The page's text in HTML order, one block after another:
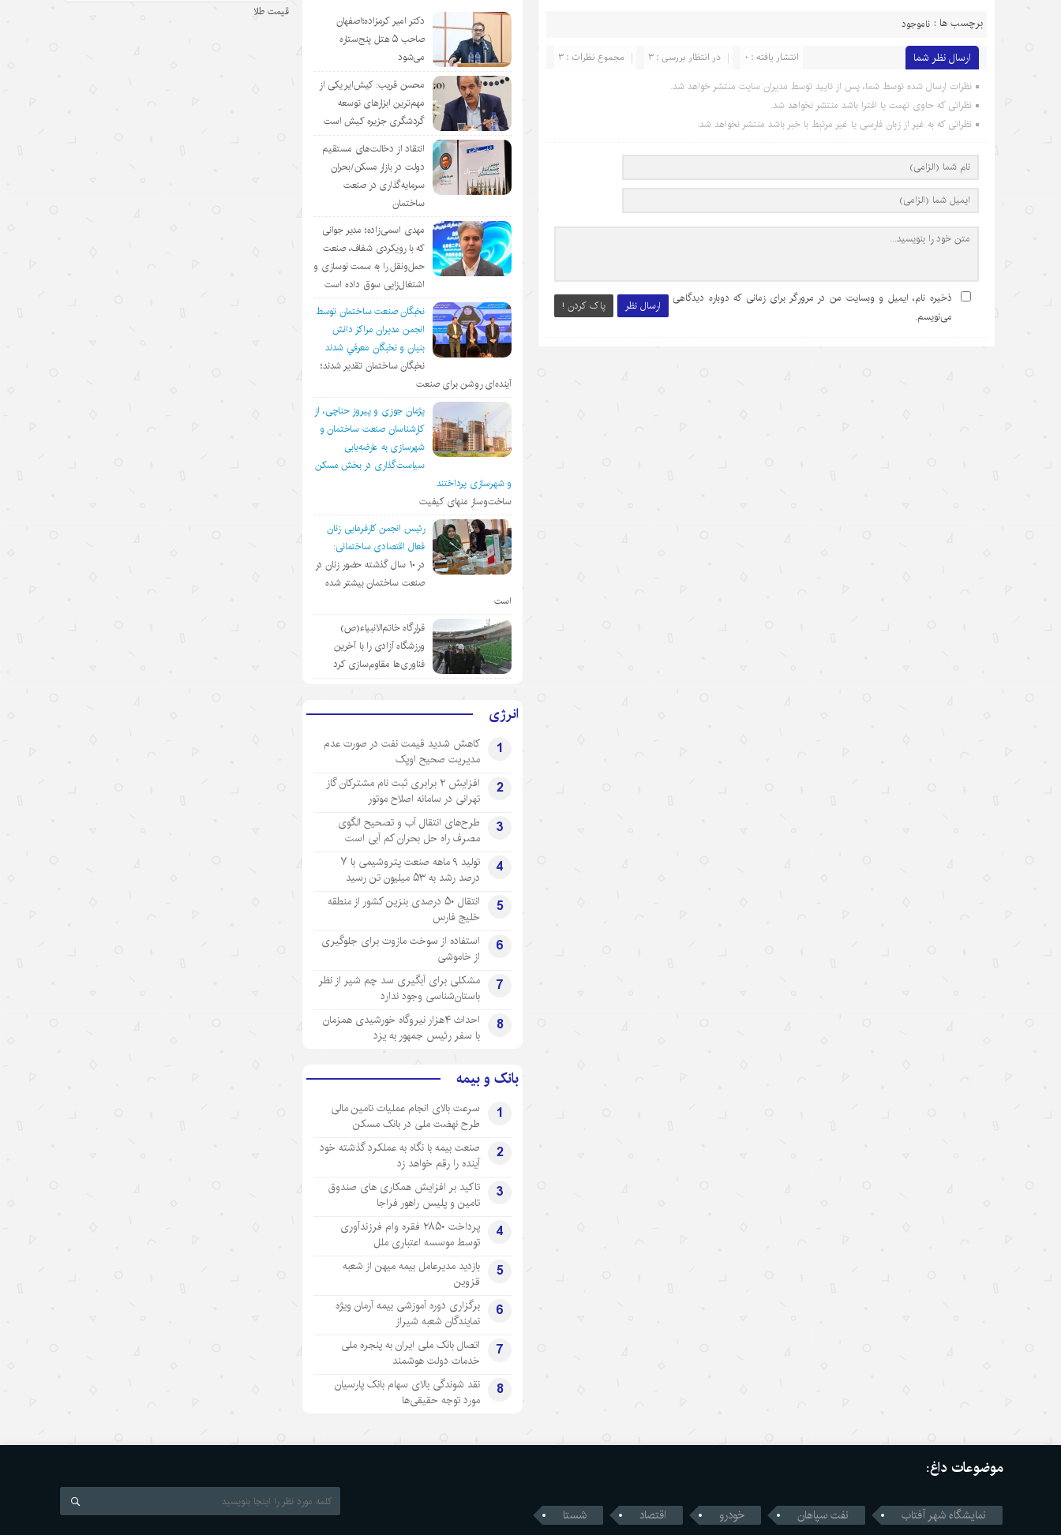
برچسب ها : ناموجود
ارسال نظر شما مجموع نظرات : 3 در انتظار بررسی : 3 انتشار یافته : 0
نظرات ارسال شده توسط شما، پس از تایید توسط مدیران سایت منتشر خواهد شد.
نظراتی که حاوی تهمت یا افترا باشد منتشر نخواهد شد.
نظراتی که به غیر از زبان فارسی یا غیر مرتبط با خبر باشد منتشر نخواهد شد.
ارسال نظر پاک کردن !
ذخیره نام، ایمیل و وبسایت من در مرورگر برای زمانی که دوباره دیدگاهی
می‌نویسم.
دکتر امیر کرمزاده؛اصفهان
صاحب ۵ هتل پنج‌ستاره
می‌شود
محسن قریب: کیش‌ایر یکی از
مهم‌ترین ابزارهای توسعه
گردشگری جزیره کیش است
انتقاد از دخالت‌های مستقیم
دولت در بازار مسکن/بحران
سرمایه‌گذاری در صنعت
ساختمان
مهدی اسمی‌زاده؛ مدیر جوانی
که با رویکردی شفاف، صنعت
حمل‌ونقل را به سمت نوسازی و
اشتغال‌زایی سوق داده است
نخبگان صنعت ساختمان توسط
انجمن مديران مراكز دانش
بنيان و نخبگان معرفي شدند
نخبگان ساختمان تقدیر شدند؛
آینده‌ای روشن برای صنعت
پژمان جوزی و پیروز حناچی، از
کارشناسان صنعت ساختمان و
شهرسازی به عارضه‌یابی
سیاست‌گذاری در بخش مسکن
و شهرسازی پرداختند
ساخت‌وساز منهای کیفیت
رئیس انجمن کارفرمایی زنان
فعال اقتصادی ساختمانی:
در ١٠ سال گذشته حضور زنان در
صنعت ساختمان بیشتر شده
است
قرارگاه خاتم‌الانبیاء(ص)
ورزشگاه آزادی را با آخرین
فناوری‌ها مقاوم‌سازی کرد
انرژی
1
کاهش شدید قیمت نفت در صورت عدم
مدیریت صحیح اوپک
2
افزایش ۲ برابری ثبت نام مشترکان گاز
تهرانی‌ در سامانه اصلاح موتور
3
طرح‌های انتقال آب و تصحیح الگوی
مصرف راه حل بحران کم آبی است
4
تولید ۹ ماهه صنعت پتروشیمی با ۷
درصد رشد به ۵۳ میلیون تن رسید
5
انتقال ۵۰ درصدی بنزین کشور از منطقه
خلیج فارس
6
استفاده از سوخت مازوت برای جلوگیری
از خاموشی
7
مشکلی برای آبگیری سد چم شیر از نظر
باستان‌شناسی وجود ندارد
8
احداث ۴هزار نیروگاه خورشیدی همزمان
با سفر رئیس جمهور به یزد
بانک و بیمه
1
سرعت بالای انجام عملیات تامین مالی
طرح نهضت ملی در بانک مسکن
2
صنعت بیمه با نگاه به عملکرد گذشته خود
آینده را رقم خواهد زد
3
تاکید بر افزایش همکاری های صندوق
تامین و پلیس راهور فراجا
4
پرداخت ۲۸۵۰ فقره وام فرزندآوری
توسط موسسه اعتباری ملل
5
بازدید مدیرعامل بیمه میهن از شعبه
قزوین
6
برگزاری دوره آموزشی بیمه آرمان ویژه
نمایندگان شعبه شیراز
7
اتصال بانک ملی ایران به پنجره ملی
خدمات دولت هوشمند
8
نقد شوندگی بالای سهام بانک پارسیان
مورد توجه حقیقی‌ها
کرایه خودروهای هوشمند در چین؛
رئیس‌جمهور اسلواکی: دستاوردهای
توسعه‌ای چین قابل تحسین است
قیمت طلا
موضوعات داغ:
نمایشگاه شهر آفتاب نفت سپاهان خودرو اقتصاد شستا